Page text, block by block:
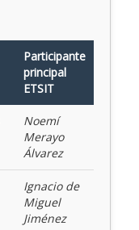
Participante
principal
ETSIT
Noemí
Merayo
Álvarez
Ignacio de
Miguel
Jiménez